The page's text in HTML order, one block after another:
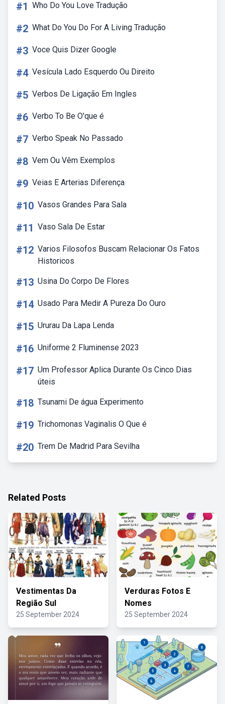
#1 Who Do You Love Tradução
#2 What Do You Do For A Living Tradução
#3 Voce Quis Dizer Google
#4 Vesícula Lado Esquerdo Ou Direito
#5 Verbos De Ligação Em Ingles
#6 Verbo To Be O'que é
#7 Verbo Speak No Passado
#8 Vem Ou Vêm Exemplos
#9 Veias E Arterias Diferença
#10 Vasos Grandes Para Sala
#11 Vaso Sala De Estar
#12 Varios Filosofos Buscam Relacionar Os Fatos
Historicos
#13 Usina Do Corpo De Flores
#14 Usado Para Medir A Pureza Do Ouro
#15 Ururau Da Lapa Lenda
#16 Uniforme 2 Fluminense 2023
#17 Um Professor Aplica Durante Os Cinco Dias
úteis
#18 Tsunami De água Experimento
#19 Trichomonas Vaginalis O Que é
#20 Trem De Madrid Para Sevilha
Related Posts
Vestimentas Da
Região Sul
25 September 2024
Verduras Fotos E
Nomes
25 September 2024